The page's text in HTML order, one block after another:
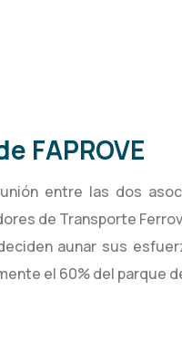
FAPROVE
unión entre las dos
de Transporte
aunar sus
el 60% del parque